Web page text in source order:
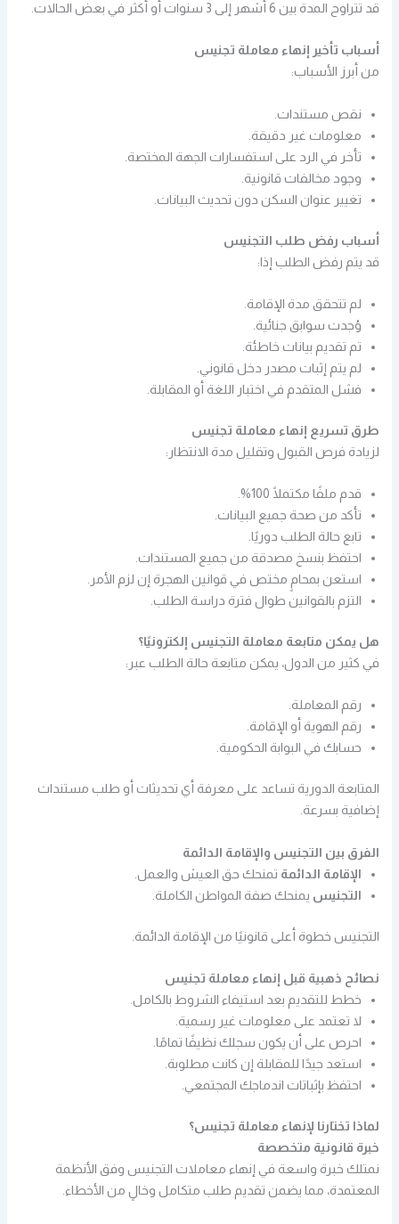
قد تتراوح المدة بين 6 أشهر إلى 3 سنوات أو أكثر في بعض الحالات.
أسباب تأخير إنهاء معاملة تجنيس
من أبرز الأسباب:
نقص مستندات.
معلومات غير دقيقة.
تأخر في الرد على استفسارات الجهة المختصة.
وجود مخالفات قانونية.
تغيير عنوان السكن دون تحديث البيانات.
أسباب رفض طلب التجنيس
قد يتم رفض الطلب إذا:
لم تتحقق مدة الإقامة.
وُجدت سوابق جنائية.
تم تقديم بيانات خاطئة.
لم يتم إثبات مصدر دخل قانوني.
فشل المتقدم في اختبار اللغة أو المقابلة.
طرق تسريع إنهاء معاملة تجنيس
لزيادة فرص القبول وتقليل مدة الانتظار:
قدم ملفًا مكتملًا 100%.
تأكد من صحة جميع البيانات.
تابع حالة الطلب دوريًا.
احتفظ بنسخ مصدقة من جميع المستندات.
استعن بمحامٍ مختص في قوانين الهجرة إن لزم الأمر.
التزم بالقوانين طوال فترة دراسة الطلب.
هل يمكن متابعة معاملة التجنيس إلكترونيًا؟
في كثير من الدول، يمكن متابعة حالة الطلب عبر:
رقم المعاملة.
رقم الهوية أو الإقامة.
حسابك في البوابة الحكومية.
المتابعة الدورية تساعد على معرفة أي تحديثات أو طلب مستندات
إضافية بسرعة.
الفرق بين التجنيس والإقامة الدائمة
الإقامة الدائمة تمنحك حق العيش والعمل.
التجنيس يمنحك صفة المواطن الكاملة.
التجنيس خطوة أعلى قانونيًا من الإقامة الدائمة.
نصائح ذهبية قبل إنهاء معاملة تجنيس
خطط للتقديم بعد استيفاء الشروط بالكامل.
لا تعتمد على معلومات غير رسمية.
احرص على أن يكون سجلك نظيفًا تمامًا.
استعد جيدًا للمقابلة إن كانت مطلوبة.
احتفظ بإثباتات اندماجك المجتمعي.
لماذا تختارنا لإنهاء معاملة تجنيس؟
خبرة قانونية متخصصة
نمتلك خبرة واسعة في إنهاء معاملات التجنيس وفق الأنظمة
المعتمدة، مما يضمن تقديم طلب متكامل وخالٍ من الأخطاء.